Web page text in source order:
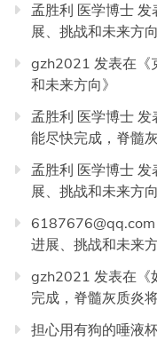
孟胜利 医学博士 发
展、挑战和未来方向
gzh2021 发表在《
和未来方向》
孟胜利 医学博士 发
能尽快完成，脊髓
孟胜利 医学博士 发
展、挑战和未来方向
6187676@qq.com
进展、挑战和未来
gzh2021 发表在《
完成，脊髓灰质炎
担心用有狗的唾液